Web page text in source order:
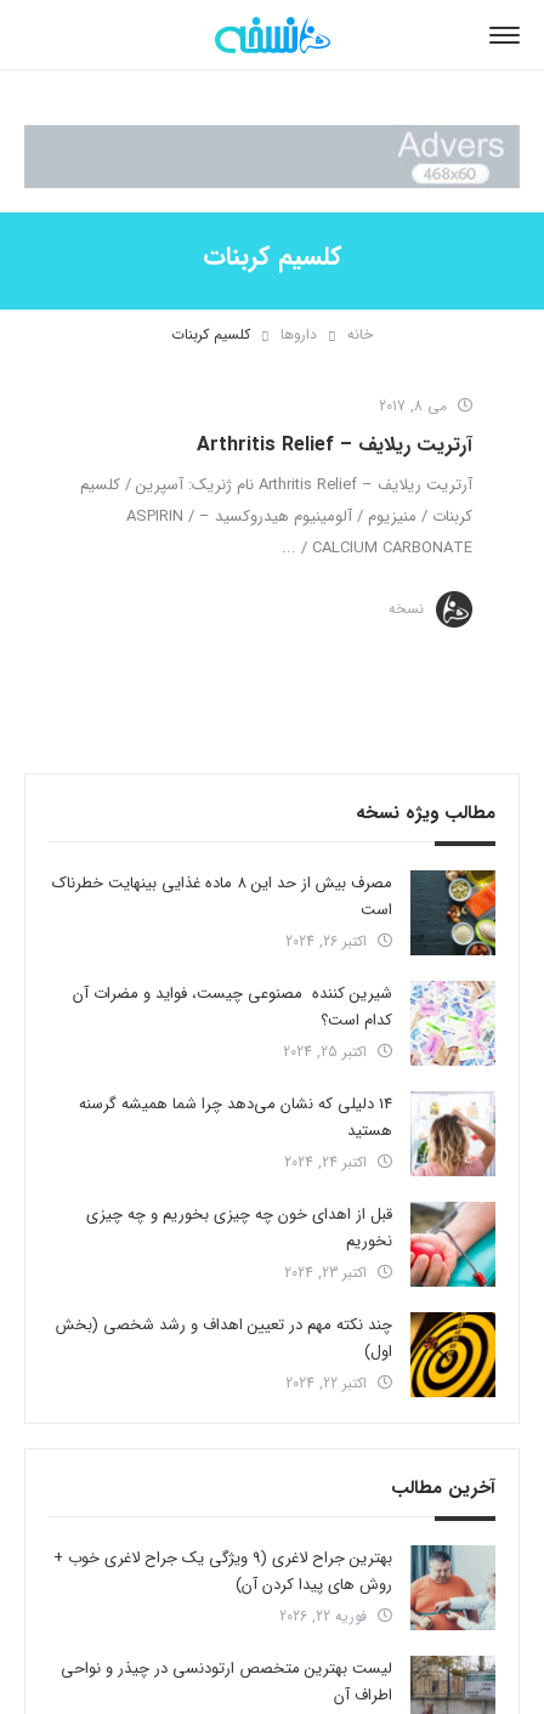
کلسیم کربنات
خانه داروها کلسیم کربنات
می 8, 2017
آرتریت ریلایف – Arthritis Relief
آرتریت ریلایف – Arthritis Relief نام ژنریک: آسپرین / کلسیم
کربنات / منیزیوم / آلومینیوم هیدروکسید – ASPIRIN /
CALCIUM CARBONATE / ...
نسخه
مطالب ویژه نسخه
مصرف بیش از حد این 8 ماده غذایی بینهایت خطرناک
است
اکتبر 26, 2024
شیرین کننده مصنوعی چیست، فواید و مضرات آن
کدام است؟
اکتبر 25, 2024
14 دلیلی که نشان می‌دهد چرا شما همیشه گرسنه
هستید
اکتبر 24, 2024
قبل از اهدای خون چه چیزی بخوریم و چه چیزی
نخوریم
اکتبر 23, 2024
چند نکته مهم در تعیین اهداف و رشد شخصی (بخش
اول)
اکتبر 22, 2024
آخرین مطالب
بهترین جراح لاغری (9 ویژگی یک جراح لاغری خوب +
روش های پیدا کردن آن)
فوریه 22, 2026
لیست بهترین متخصص ارتودنسی در چیذر و نواحی
اطراف آن